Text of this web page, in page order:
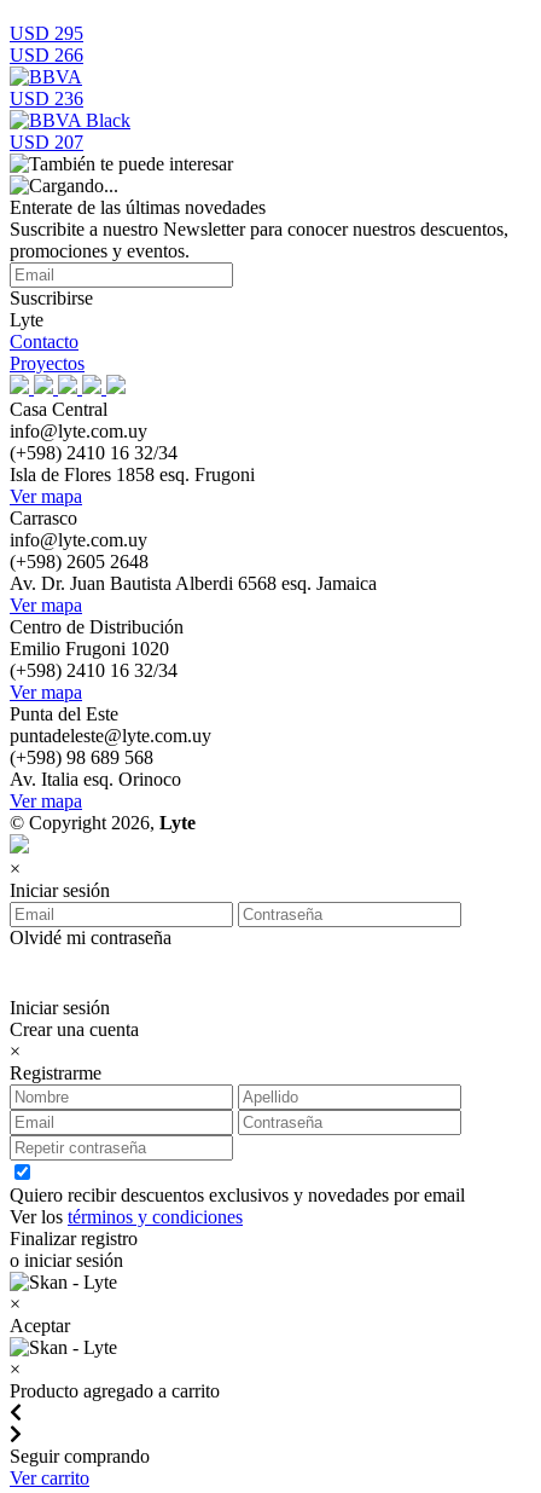
USD 295
USD 266
USD 236
USD 207
Enterate de las últimas novedades
Suscribite a nuestro Newsletter para conocer nuestros descuentos,
promociones y eventos.
Suscribirse
Lyte
Contacto
Proyectos
Casa Central
info@lyte.com.uy
(+598) 2410 16 32/34
Isla de Flores 1858 esq. Frugoni
Ver mapa
Carrasco
info@lyte.com.uy
(+598) 2605 2648
Av. Dr. Juan Bautista Alberdi 6568 esq. Jamaica
Ver mapa
Centro de Distribución
Emilio Frugoni 1020
(+598) 2410 16 32/34
Ver mapa
Punta del Este
puntadeleste@lyte.com.uy
(+598) 98 689 568
Av. Italia esq. Orinoco
Ver mapa
© Copyright 2026, Lyte
×
Iniciar sesión
Olvidé mi contraseña
Iniciar sesión
Crear una cuenta
×
Registrarme
Quiero recibir descuentos exclusivos y novedades por email
Ver los términos y condiciones
Finalizar registro
o iniciar sesión
×
Aceptar
×
Producto agregado a carrito
Seguir comprando
Ver carrito